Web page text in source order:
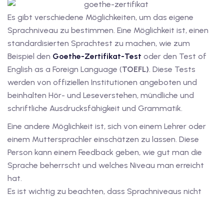
mit Gutschein
mit
den fide-Test
Es gibt verschiedene Möglichkeiten, um das eigene
Sprachniveau zu bestimmen. Eine Möglichkeit ist, einen
standardisierten Sprachtest zu machen, wie zum
Beispiel den Goethe-Zertifikat-Test oder den Test of
English as a Foreign Language (TOEFL). Diese Tests
werden von offiziellen Institutionen angeboten und
beinhalten Hör- und Leseverstehen, mündliche und
schriftliche Ausdrucksfähigkeit und Grammatik.
Eine andere Möglichkeit ist, sich von einem Lehrer oder
einem Muttersprachler einschätzen zu lassen. Diese
Person kann einem Feedback geben, wie gut man die
Sprache beherrscht und welches Niveau man erreicht
hat.
Es ist wichtig zu beachten, dass Sprachniveaus nicht